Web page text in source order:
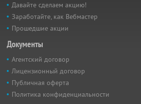
Давайте сделаем акцию!
Заработайте, как Вебмастер
Прошедшие акции
Документы
Агентский договор
Лицензионный договор
Публичная оферта
Политика конфиденциальности